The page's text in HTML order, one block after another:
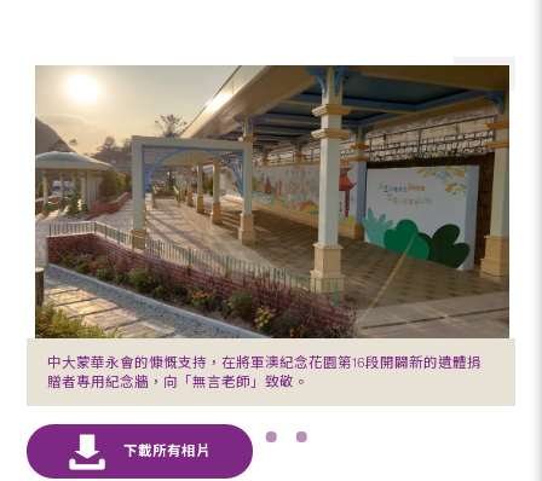
中大蒙華永會的慷慨支持，在將軍澳紀念花園第16段開闢新的遺體捐
贈者專用紀念牆，向「無言老師」致敬。